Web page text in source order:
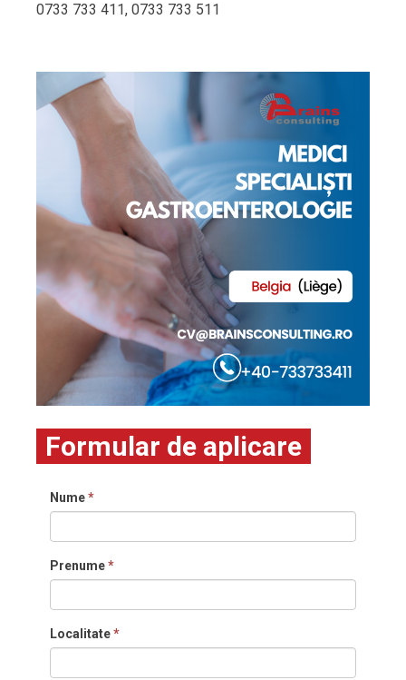
0733 733 411, 0733 733 511
Formular de aplicare
Nume*
Prenume*
Localitate*